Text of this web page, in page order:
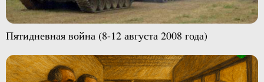
Пятидневная война (8-12 августа 2008 года)